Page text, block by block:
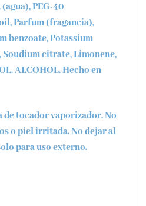
PEG-40
Parfum (fragancia),
benzoate, Potassium
citrate, Limonene,
ALCOHOL.Hecho en
de tocador vaporizador. No
o piel irritada. No dejar al
para uso externo.